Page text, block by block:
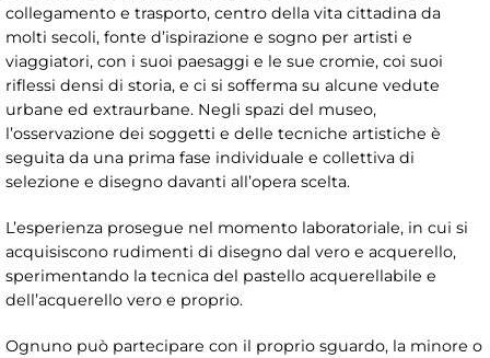
collegamento e trasporto, centro della vita cittadina da
molti secoli, fonte d’ispirazione e sogno per artisti e
viaggiatori, con i suoi paesaggi e le sue cromie, coi suoi
riflessi densi di storia, e ci si sofferma su alcune vedute
urbane ed extraurbane. Negli spazi del museo,
l’osservazione dei soggetti e delle tecniche artistiche è
seguita da una prima fase individuale e collettiva di
selezione e disegno davanti all’opera scelta.
L’esperienza prosegue nel momento laboratoriale, in cui si
acquisiscono rudimenti di disegno dal vero e acquerello,
sperimentando la tecnica del pastello acquerellabile e
dell’acquerello vero e proprio.
Ognuno può partecipare con il proprio sguardo, la minore o